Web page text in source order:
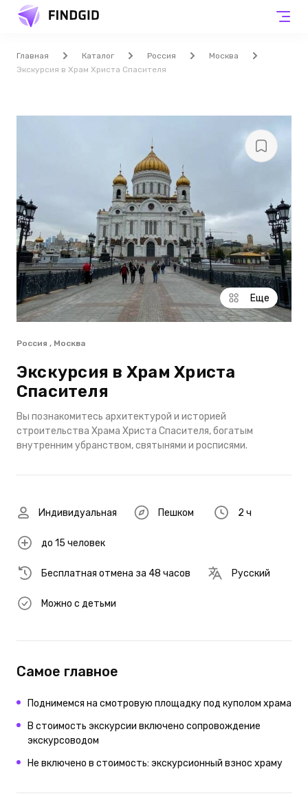
Главная Каталог Россия
Москва
Экскурсия в Храм Христа Спасителя
Еще
Россия , Москва
Экскурсия в Храм Христа
Спасителя
Вы познакомитесь архитектурой и историей
строительства Храма Христа Спасителя, богатым
внутренним убранством, святынями и росписями.
Индивидуальная Пешком 2 ч
до 15 человек
Бесплатная отмена за 48 часов Русский
Можно с детьми
Самое главное
Поднимемся на смотровую площадку под куполом храма
В стоимость экскурсии включено сопровождение
экскурсоводом
Не включено в стоимость: экскурсионный взнос храму